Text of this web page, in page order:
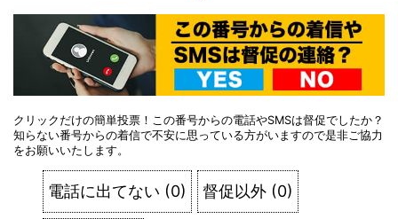
クリックだけの簡単投票！この番号からの電話やSMSは督促でしたか？
知らない番号からの着信で不安に思っている方がいますので是非ご協力
をお願いいたします。
電話に出てない (0) 督促以外 (0)